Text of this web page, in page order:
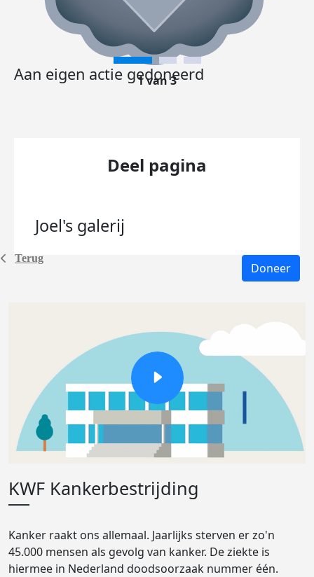
Terug
Aan eigen actie gedoneerd
1 van 3
Deel pagina
Joel's galerij
Doneer
KWF Kankerbestrijding
Kanker raakt ons allemaal. Jaarlijks sterven er zo'n
45.000 mensen als gevolg van kanker. De ziekte is
hiermee in Nederland doodsoorzaak nummer één.